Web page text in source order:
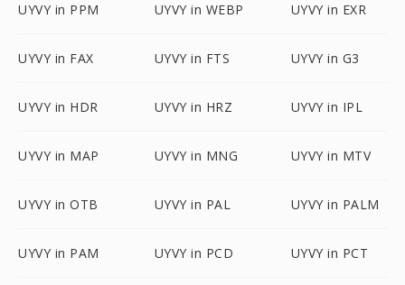
UYVY in PPM UYVY in WEBP UYVY in EXR
UYVY in FAX UYVY in FTS UYVY in G3
UYVY in HDR UYVY in HRZ UYVY in IPL
UYVY in MAP UYVY in MNG UYVY in MTV
UYVY in OTB UYVY in PAL UYVY in PALM
UYVY in PAM UYVY in PCD UYVY in PCT